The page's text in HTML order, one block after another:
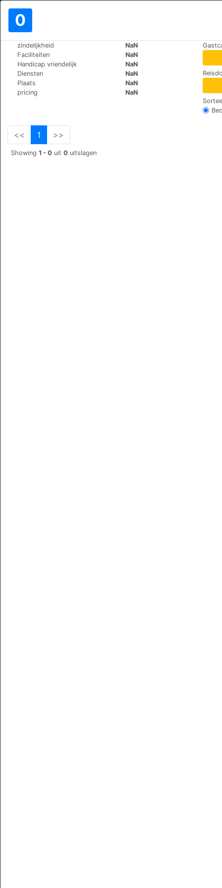
0
zindelijkheid
NaN
Faciliteiten
NaN
Handicap vriendelijk
NaN
Diensten
NaN
Plaats
NaN
pricing
NaN
<< 1 >>
Showing 1 - 0 uit 0 uitslagen
Wereld Jeddah
Swiss Blue
3971 Abdullah